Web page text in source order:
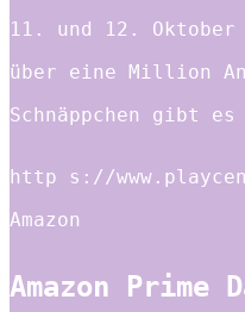
11. und 12.
über eine Million
Schnäppchen gibt es
http s://
Amazon
Amazon Prime